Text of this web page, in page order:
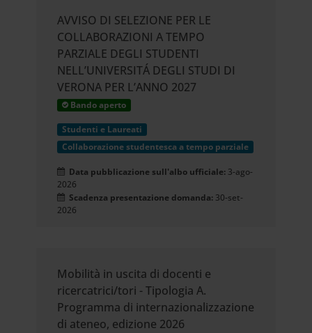
AVVISO DI SELEZIONE PER LE
COLLABORAZIONI A TEMPO
PARZIALE DEGLI STUDENTI
NELL’UNIVERSITÁ DEGLI STUDI DI
VERONA PER L’ANNO 2027
Bando aperto
Studenti e Laureati
Collaborazione studentesca a tempo parziale
Data pubblicazione sull'albo ufficiale: 3-ago-
2026
Scadenza presentazione domanda: 30-set-
2026
Mobilità in uscita di docenti e
ricercatrici/tori - Tipologia A.
Programma di internazionalizzazione
di ateneo, edizione 2026